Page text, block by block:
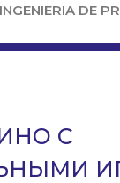
INGENIERIA DE
С